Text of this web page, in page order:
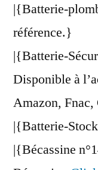
|{Batterie-
référence.}
|{Batterie-
Disponible à
Amazon,
|{Batterie-
|{Bécassine